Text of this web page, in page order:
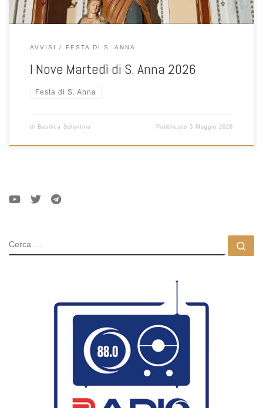
AVVISI FESTA DI S. ANNA
I Nove Martedì di S. Anna 2026
Festa di S. Anna
di Basilica Soluntina Pubblicato5 Maggio 2026
CERCA